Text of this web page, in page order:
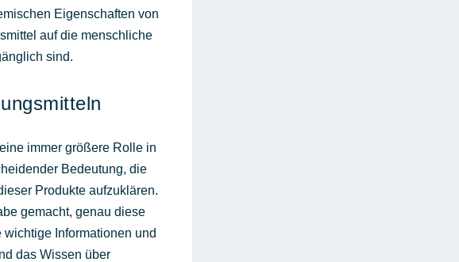
Eigenschaften von
auf die menschliche
sind.
immer größere Rolle in
Bedeutung, die
Produkte aufzuklären.
gemacht, genau diese
Informationen und
das Wissen über